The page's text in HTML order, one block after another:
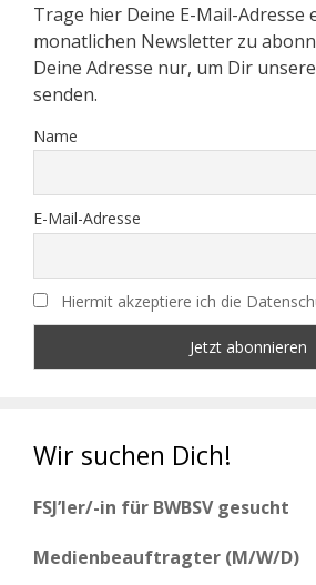
Trage hier Deine E-Mail-Adresse
monatlichen Newsletter zu
Deine Adresse nur, um Dir
senden.
Name
E-Mail-Adresse
Hiermit akzeptiere ich die
Wir suchen Dich!
FSJ’ler/-in für BWBSV gesucht
Medienbeauftragter (M/W/D)